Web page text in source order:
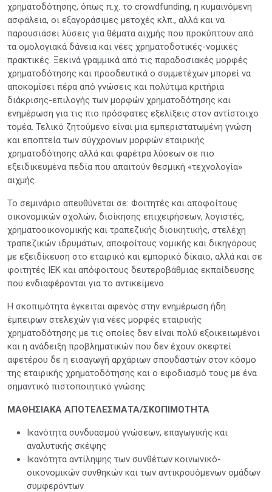
χρηματοδότησης, όπως π.χ. το crowdfunding, η κυμαινόμενη
ασφάλεια, οι εξαγοράσιμες μετοχές κλπ., αλλά και να
παρουσιάσει λύσεις για θέματα αιχμής που προκύπτουν από
τα ομολογιακά δάνεια και νέες χρηματοδοτικές-νομικές
πρακτικές. Ξεκινά γραμμικά από τις παραδοσιακές μορφές
χρηματοδότησης και προοδευτικά ο συμμετέχων μπορεί να
αποκομίσει πέρα από γνώσεις και πολύτιμα κριτήρια
διάκρισης-επιλογής των μορφών χρηματοδότησης και
ενημέρωση για τις πιο πρόσφατες εξελίξεις στον αντίστοιχο
τομέα. Τελικό ζητούμενο είναι μια εμπεριστατωμένη γνώση
και εποπτεία των σύγχρονων μορφών εταιρικής
χρηματοδότησης αλλά και φαρέτρα λύσεων σε πιο
εξειδικευμένα πεδία που απαιτούν θεσμική «τεχνολογία»
αιχμής.
Το σεμινάριο απευθύνεται σε: Φοιτητές και αποφοίτους
οικονομικών σχολών, διοίκησης επιχειρήσεων, λογιστές,
χρηματοοικονομικής και τραπεζικής διοικητικής, στελέχη
τραπεζικών ιδρυμάτων, αποφοίτους νομικής και δικηγόρους
με εξειδίκευση στο εταιρικό και εμπορικό δίκαιο, αλλά και σε
φοιτητές ΙΕΚ και απόφοιτους δευτεροβάθμιας εκπαίδευσης
που ενδιαφέρονται για το αντικείμενο.
Η σκοπιμότητα έγκειται αφενός στην ενημέρωση ήδη
έμπειρων στελεχών για νέες μορφές εταιρικής
χρηματοδότησης με τις οποίες δεν είναι πολύ εξοικειωμένοι
και η ανάδειξη προβληματικών που δεν έχουν σκεφτεί
αφετέρου δε η εισαγωγή αρχάριων σπουδαστών στον κόσμο
της εταιρικής χρηματοδότησης και ο εφοδιασμό τους με ένα
σημαντικό πιστοποιητικό γνώσης.
ΜΑΘΗΣΙΑΚΑ ΑΠΟΤΕΛΕΣΜΑΤΑ/ΣΚΟΠΙΜΟΤΗΤΑ
Ικανότητα συνδυασμού γνώσεων, επαγωγικής και
αναλυτικής σκέψης
Ικανότητα αντίληψης των συνθέτων κοινωνικό-
οικονομικών συνθηκών και των αντικρουόμενων ομάδων
συμφερόντων